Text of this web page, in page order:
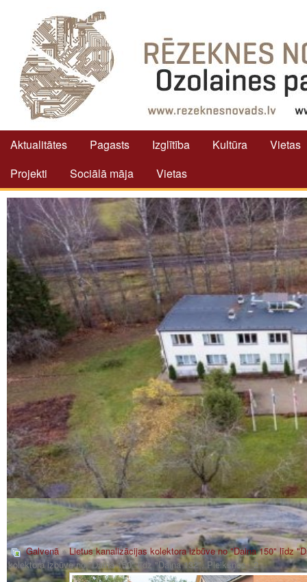
Aktualitātes Pagasts Izglītība Kultūra
Vietas
Projekti
Sociālā māja Vietas
Galvenā»Lietus kanalizācijas kolektora izbūve no "Daina 150" līdz
kolektora izbūve no "Daina 150" līdz "Daina 132", Pleikšņos _2